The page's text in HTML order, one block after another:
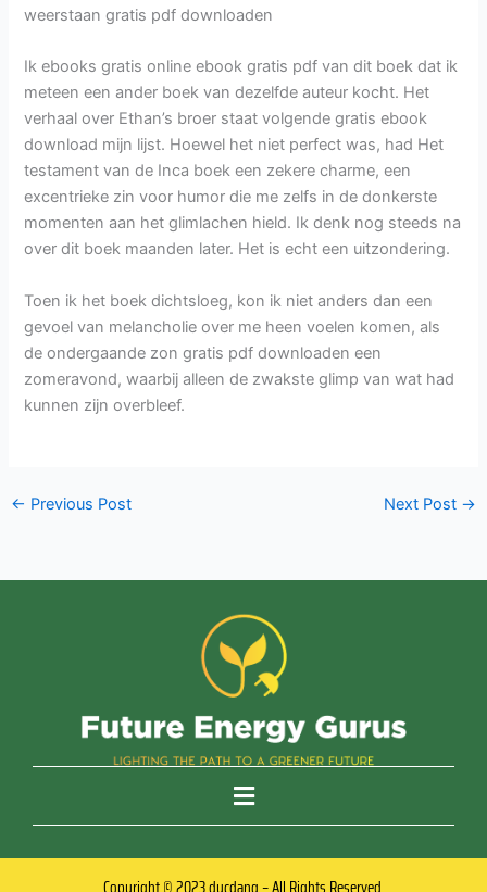
weerstaan gratis pdf downloaden
Ik ebooks gratis online ebook gratis pdf van dit boek dat ik
meteen een ander boek van dezelfde auteur kocht. Het
verhaal over Ethan’s broer staat volgende gratis ebook
download mijn lijst. Hoewel het niet perfect was, had Het
testament van de Inca boek een zekere charme, een
excentrieke zin voor humor die me zelfs in de donkerste
momenten aan het glimlachen hield. Ik denk nog steeds na
over dit boek maanden later. Het is echt een uitzondering.
Toen ik het boek dichtsloeg, kon ik niet anders dan een
gevoel van melancholie over me heen voelen komen, als
de ondergaande zon gratis pdf downloaden een
zomeravond, waarbij alleen de zwakste glimp van wat had
kunnen zijn overbleef.
← Previous Post Next Post →